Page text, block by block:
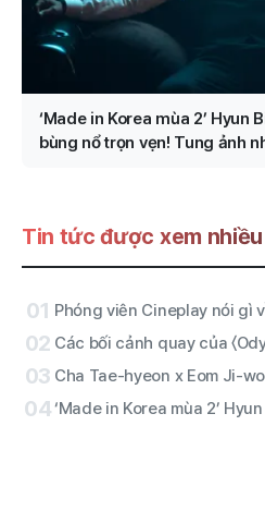
‘Made in Korea mùa 2’ Hyun
bùng nổ trọn vẹn! Tung ảnh
Tin tức được xem nhiều
01
02
03
04